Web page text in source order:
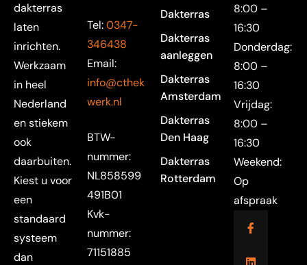
dakterras
laten
inrichten.
Werkzaam
in heel
Nederland
en stiekem
ook
daarbuiten.
Kiest u voor
een
standaard
systeem
dan
Tel:0347-
346438
Email:
info@cthek
werk.nl
BTW-
nummer:
NL858599
491B01
Kvk-
nummer:
71151885
Dakterras
Dakterras
aanleggen
Dakterras
Amsterdam
Dakterras
Den Haag
Dakterras
Rotterdam
8:00 –
16:30
Donderdag:
8:00 –
16:30
Vrijdag:
8:00 –
16:30
Weekend:
Op
afspraak